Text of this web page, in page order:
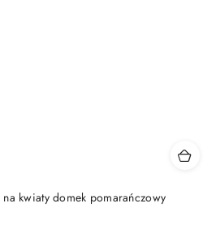
kwiaty domek pomarańczowy